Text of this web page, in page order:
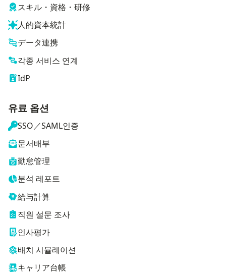
スキル・資格・研修
人的資本統計
データ連携
각종 서비스 연계
IdP
유료 옵션
SSO／SAML인증
문서배부
勤怠管理
분석 레포트
給与計算
직원 설문 조사
인사평가
배치 시뮬레이션
キャリア台帳